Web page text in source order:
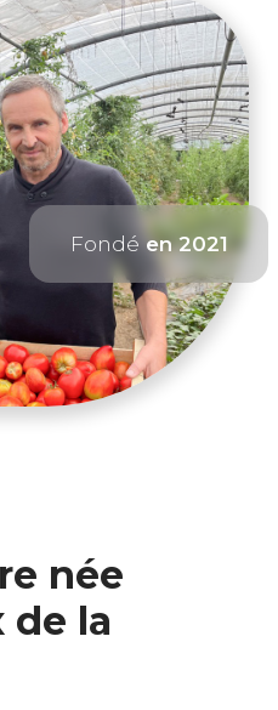
Fondé en 2021
née
de la